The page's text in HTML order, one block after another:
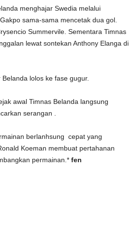
menghajar Swedia melalui
sama-sama mencetak dua gol.
Summervile. Sementara Timnas
lewat sontekan Anthony Elanga di
lolos ke fase gugur.
awal Timnas Belanda langsung
serangan .
berlanhsung cepat yang
Koeman membuat pertahanan
permainan.* fen